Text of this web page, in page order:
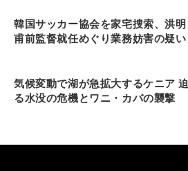
韓国サッカー協会を家宅捜索、洪明
甫前監督就任めぐり業務妨害の疑い
気候変動で湖が急拡大するケニア 迫
る水没の危機とワニ・カバの襲撃